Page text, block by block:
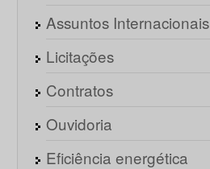
Assuntos Internacionais
Licitações
Contratos
Ouvidoria
Eficiência energética